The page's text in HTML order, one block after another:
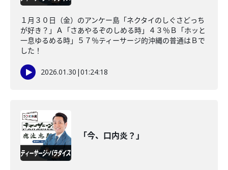
１月３０日（金）のアンケー島「ネクタイのしぐさどっち
が好き？」Ａ「さあやるぞのしめる時」４３％Ｂ「ホッと
一息ゆるめる時」５７％ティーサージ的沖縄の普通はＢで
した！
2026.01.30 |01:24:18
「今、口内炎？」